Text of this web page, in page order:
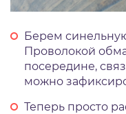
Берем
Проволокой
посередине,
можно
Теперь просто